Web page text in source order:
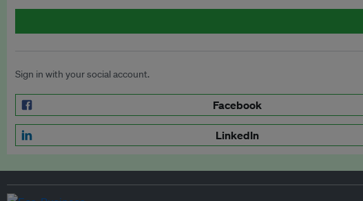
Sign in with your social account.
Facebook
LinkedIn